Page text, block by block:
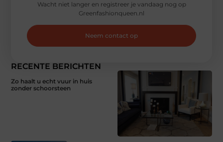
RECENTE BERICHTEN
Zo haalt u echt vuur in huis
zonder schoorsteen
Wacht niet langer en registreer je vandaag nog op
Greenfashionqueen.nl
Neem contact op